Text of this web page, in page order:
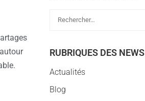
RUBRIQUES DES NEWS
Actualités
Blog